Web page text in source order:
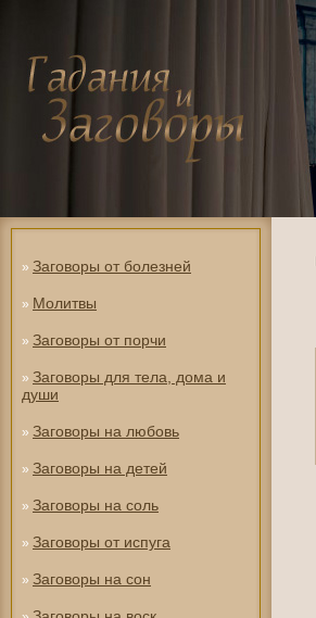
» Заговоры от болезней
» Молитвы
» Заговоры от порчи
» Заговоры для тела, дома и
души
» Заговоры на любовь
» Заговоры на детей
» Заговоры на соль
» Заговоры от испуга
» Заговоры на сон